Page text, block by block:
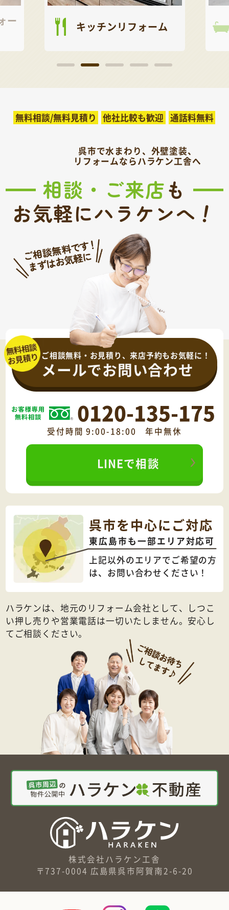
ー キッチンリフォーム
無料相談/無料見積り 他社比較も歓迎 通話料無料
呉市で水まわり、外壁塗装、
リフォームならハラケン工舎へ
相談・ご来店も
お気軽にハラケンへ！
ご相談無料・お見積り、来店予約もお気軽に！
メールでお問い合わせ
0120-135-175
受付時間 9:00-18:00 年中無休
LINEで相談
呉市を中心にご対応
東広島市も一部エリア対応可
上記以外のエリアでご希望の方
は、 お問い合わせください！
ハラケンは、地元のリフォーム会社として、しつこ
い押し売りや営業電話は一切いたしません。安心し
てご相談ください。
株式会社ハラケン工舎
〒737-0004 広島県呉市阿賀南2-6-20